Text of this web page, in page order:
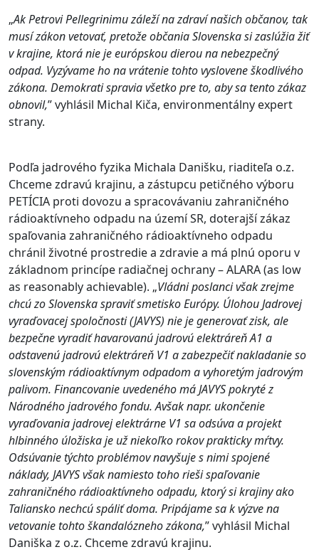
„Ak Petrovi Pellegrinimu záleží na zdraví našich občanov, tak
musí zákon vetovať, pretože občania Slovenska si zaslúžia žiť
v krajine, ktorá nie je európskou dierou na nebezpečný
odpad. Vyzývame ho na vrátenie tohto vyslovene škodlivého
zákona. Demokrati spravia všetko pre to, aby sa tento zákaz
obnovil,” vyhlásil Michal Kiča, environmentálny expert
strany.
Podľa jadrového fyzika Michala Danišku, riaditeľa o.z.
Chceme zdravú krajinu, a zástupcu petičného výboru
PETÍCIA proti dovozu a spracovávaniu zahraničného
rádioaktívneho odpadu na území SR, doterajší zákaz
spaľovania zahraničného rádioaktívneho odpadu
chránil životné prostredie a zdravie a má plnú oporu v
základnom princípe radiačnej ochrany – ALARA (as low
as reasonably achievable). „Vládni poslanci však zrejme
chcú zo Slovenska spraviť smetisko Európy. Úlohou Jadrovej
vyraďovacej spoločnosti (JAVYS) nie je generovať zisk, ale
bezpečne vyradiť havarovanú jadrovú elektráreň A1 a
odstavenú jadrovú elektráreň V1 a zabezpečiť nakladanie so
slovenským rádioaktívnym odpadom a vyhoretým jadrovým
palivom. Financovanie uvedeného má JAVYS pokryté z
Národného jadrového fondu. Avšak napr. ukončenie
vyraďovania jadrovej elektrárne V1 sa odsúva a projekt
hlbinného úložiska je už niekoľko rokov prakticky mŕtvy.
Odsúvanie týchto problémov navyšuje s nimi spojené
náklady, JAVYS však namiesto toho rieši spaľovanie
zahraničného rádioaktívneho odpadu, ktorý si krajiny ako
Taliansko nechcú spáliť doma. Pripájame sa k výzve na
vetovanie tohto škandalózneho zákona,” vyhlásil Michal
Daniška z o.z. Chceme zdravú krajinu.